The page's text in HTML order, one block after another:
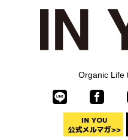
Organic Life